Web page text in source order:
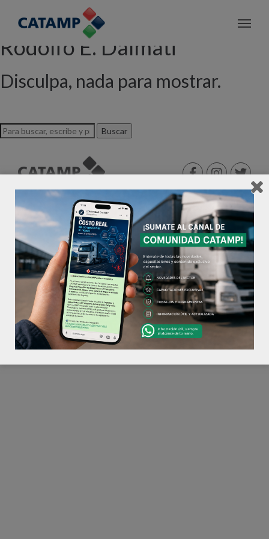
Archivo de etiquetas: Ing.
Rodolfo E. Dalmati
Disculpa, nada para mostrar.
Buscar
©2026 CATAMP®. Todos los derechos reservados